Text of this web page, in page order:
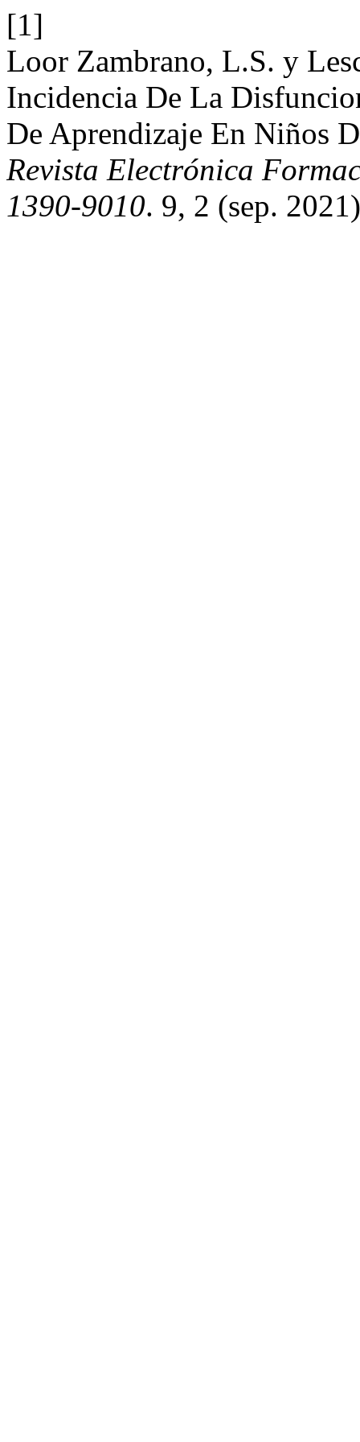
[1]
Loor Zambrano, L.S. y
Incidencia De La
De Aprendizaje En Niños
Revista Electrónica
1390-9010. 9, 2 (sep.